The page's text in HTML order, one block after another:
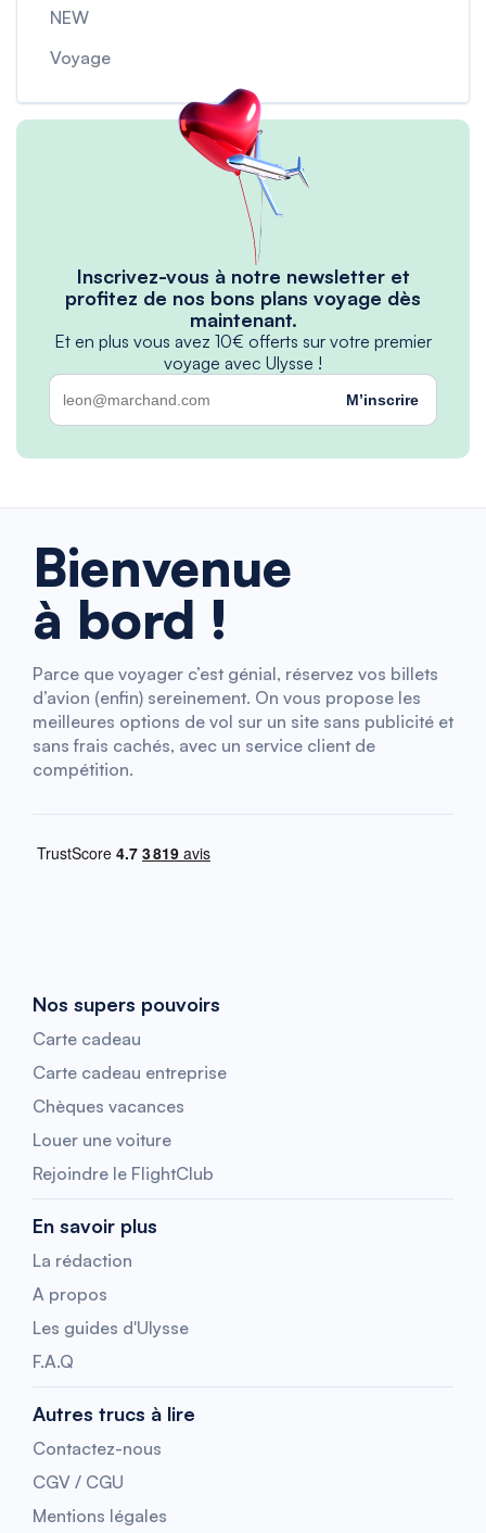
NEW
Voyage
Inscrivez-vous à notre newsletter et
profitez de nos bons plans voyage dès
maintenant.
Et en plus vous avez 10€ offerts sur votre premier
voyage avec Ulysse !
M’inscrire
Bienvenue
à bord !
Parce que voyager c’est génial, réservez vos billets
d’avion (enfin) sereinement. On vous propose les
meilleures options de vol sur un site sans publicité et
sans frais cachés, avec un service client de
compétition.
Nos supers pouvoirs
Carte cadeau
Carte cadeau entreprise
Chèques vacances
Louer une voiture
Rejoindre le FlightClub
En savoir plus
La rédaction
A propos
Les guides d'Ulysse
F.A.Q
Autres trucs à lire
Contactez-nous
CGV / CGU
Mentions légales